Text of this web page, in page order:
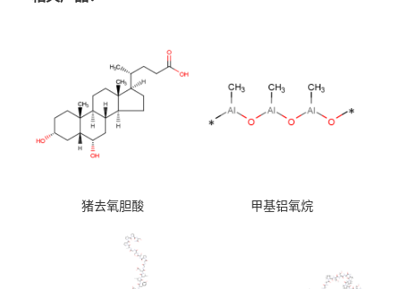
猪去氧胆酸 甲基铝氧烷